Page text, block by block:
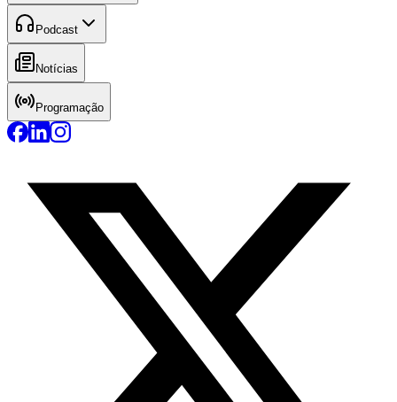
Podcast
Notícias
Programação